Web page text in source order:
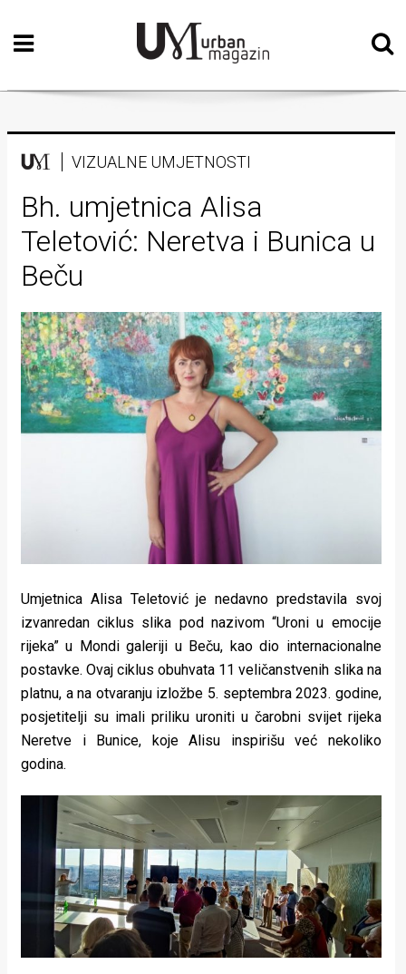
Početna
Vizualne
Teatar
Književnost
Muzika
Film
Intervju
Kolumne
Kultura
Lifestyle
Za
stolom
Život
u
pokretu
Ideje
koje
Urban
Places
Aktivizam
VIZUALNE UMJETNOSTI
Bh. umjetnica Alisa
Teletović: Neretva i Bunica u
Beču
Umjetnica Alisa Teletović je nedavno predstavila svoj
izvanredan ciklus slika pod nazivom “Uroni u emocije
rijeka” u Mondi galeriji u Beču, kao dio internacionalne
postavke. Ovaj ciklus obuhvata 11 veličanstvenih slika na
platnu, a na otvaranju izložbe 5. septembra 2023. godine,
posjetitelji su imali priliku uroniti u čarobni svijet rijeka
Neretve i Bunice, koje Alisu inspirišu već nekoliko
godina.